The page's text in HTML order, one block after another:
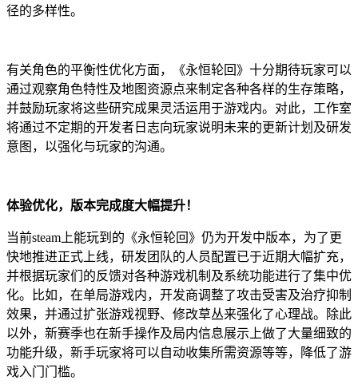
径的多样性。
有关角色的平衡性优化方面，《永恒轮回》十分期待玩家可以
通过观察角色特性及地图资源点来制定各种各样的生存策略，
并鼓励玩家将这些研究成果灵活运用于游戏内。对此，工作室
将通过不定期的开发者日志向玩家说明未来的更新计划及研发
意图，以强化与玩家的沟通。
体验优化，版本完成度大幅提升！
当前steam上能玩到的《永恒轮回》仍为开发中版本，为了更
快地推进正式上线，研发团队的人员配置已于近期大幅扩充，
并根据玩家们的反馈对各种游戏机制及系统功能进行了集中优
化。比如，在单局游戏内，开发商调整了攻击受害及治疗抑制
效果，并通过扩张游戏视野、修改草丛来强化了心理战。除此
以外，新赛季也在新手操作及局内信息展示上做了大量细致的
功能升级，新手玩家将可以自动收集所需资源等等，降低了游
戏入门门槛。